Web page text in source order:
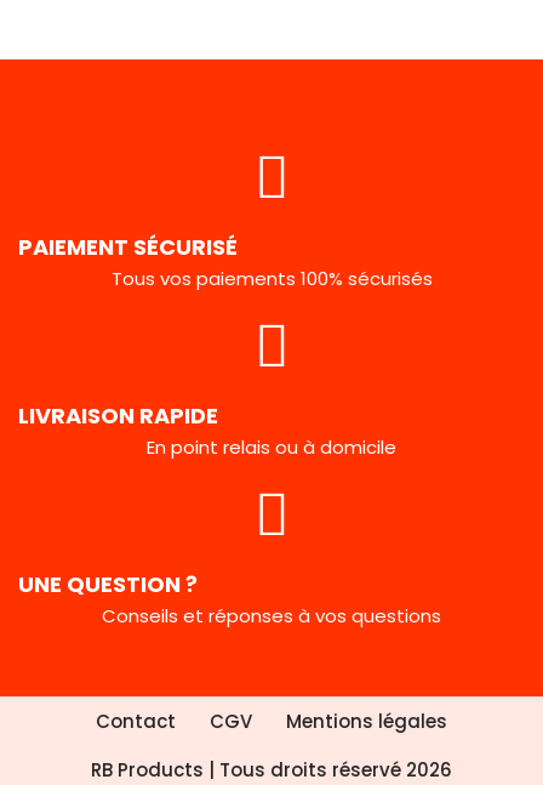
PAIEMENT SÉCURISÉ
Tous vos paiements 100% sécurisés
LIVRAISON RAPIDE
En point relais ou à domicile
UNE QUESTION ?
Conseils et réponses à vos questions
Contact CGV
Mentions légales
RB Products | Tous droits réservé 2026